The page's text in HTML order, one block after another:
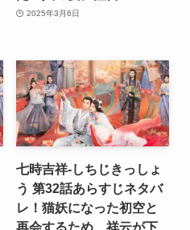
2025年3月6日
七時吉祥-しちじきっしょ
う 第32話あらすじネタバ
レ！猫妖になった初空と
再会するため、祥云が下